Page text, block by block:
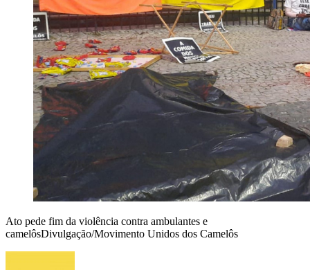
Ato pede fim da violência contra ambulantes e
camelôsDivulgação/Movimento Unidos dos Camelôs